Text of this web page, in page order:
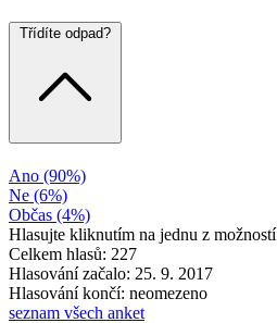
Třídíte odpad?
Ano (90%)
Ne (6%)
Občas (4%)
Hlasujte kliknutím na jednu z možností
Celkem hlasů: 227
Hlasování začalo: 25. 9. 2017
Hlasování končí: neomezeno
seznam všech anket